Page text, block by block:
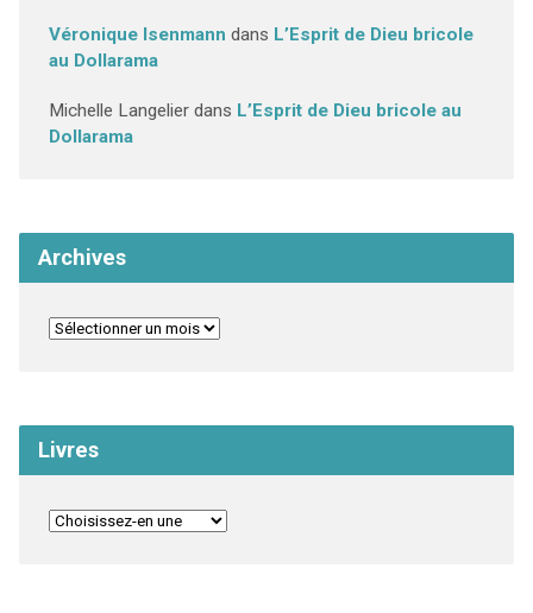
Véronique Isenmann dans L’Esprit de Dieu bricole
au Dollarama
Michelle Langelierdans L’Esprit de Dieu bricole au
Dollarama
Archives
Livres